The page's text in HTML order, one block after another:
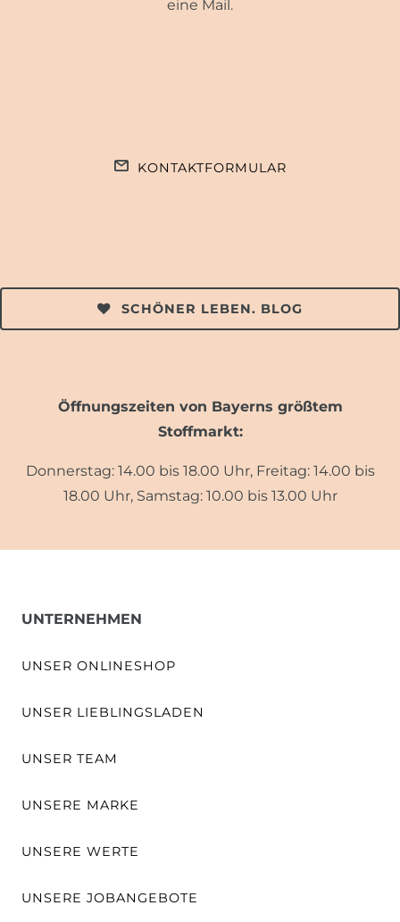
eine Mail.
KONTAKTFORMULAR
SCHÖNER LEBEN. BLOG
Öffnungszeiten von Bayerns größtem
Stoffmarkt:
Donnerstag: 14.00 bis 18.00 Uhr, Freitag: 14.00 bis
18.00 Uhr, Samstag: 10.00 bis 13.00 Uhr
UNTERNEHMEN
UNSER ONLINESHOP
UNSER LIEBLINGSLADEN
UNSER TEAM
UNSERE MARKE
UNSERE WERTE
UNSERE JOBANGEBOTE